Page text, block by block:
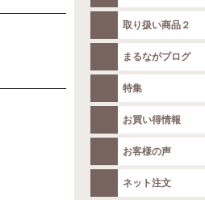
取り扱い商品２
まるながブログ
特集
お買い得情報
お客様の声
ネット注文